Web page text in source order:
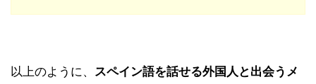
以上のように、 スペイン語を話せる外国人と出会うメ